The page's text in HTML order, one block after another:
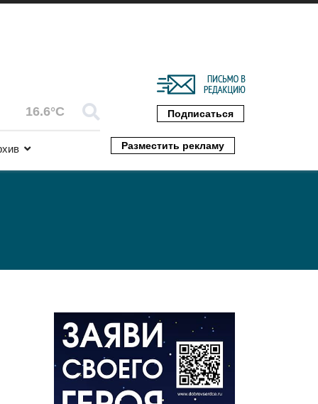
16.6°C Подписаться
Разместить рекламу